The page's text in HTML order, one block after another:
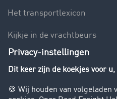
Het transportlexicon
Kijkje in de vrachtbeurs
Rijverbod voor vrachtwagens
Bedrijf